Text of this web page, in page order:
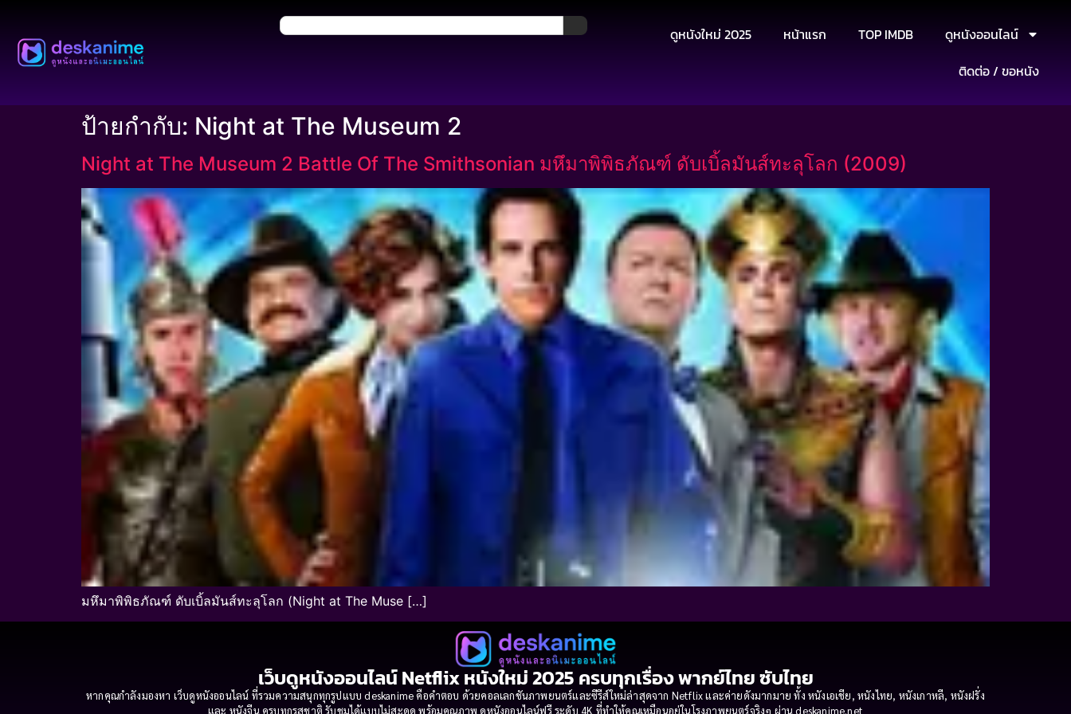
ดูหนังใหม่ 2025 หน้าแรก TOP IMDB
ดูหนังออนไลน์
ติดต่อ / ขอหนัง
ป้ายกำกับ: Night at The Museum 2
Night at The Museum 2 Battle Of The Smithsonian มหึมาพิพิธภัณฑ์ ดับเบิ้ลมันส์ทะลุโลก (2009)
มหึมาพิพิธภัณฑ์ ดับเบิ้ลมันส์ทะลุโลก (Night at The Muse […]
เว็บดูหนังออนไลน์ Netflix หนังใหม่ 2025 ครบทุกเรื่อง พากย์ไทย ซับไทย
หากคุณกำลังมองหา เว็บดูหนังออนไลน์ ที่รวมความสนุกทุกรูปแบบ deskanime คือคำตอบ ด้วยคอลเลกชันภาพยนตร์และซีรีส์ใหม่ล่าสุดจาก Netflix และค่ายดังมากมาย ทั้ง หนังเอเชีย, หนังไทย, หนังเกาหลี, หนังฝรั่ง
และ หนังจีน ครบทุกรสชาติ รับชมได้แบบไม่สะดุด พร้อมคุณภาพ ดูหนังออนไลน์ฟรี ระดับ 4K ที่ทำให้คุณเหมือนอยู่ในโรงภาพยนตร์จริงๆ ผ่าน deskanime.net